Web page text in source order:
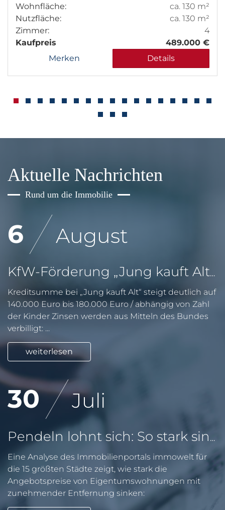
Wohnfläche:
ca. 130 m²
Nutzfläche:
ca. 130 m²
Zimmer:
4
Kaufpreis
489.000 €
Merken
Details
Aktuelle Nachrichten
Rund um die Immobilie
6 August
KfW-Förderung „Jung kauft Alt“: Höhere Kredite ab August 2026
Kreditsumme bei „Jung kauft Alt“ steigt deutlich auf
140.000 Euro bis 180.000 Euro / abhängig von Zahl
der Kinder Zinsen werden aus Mitteln des Bundes
verbilligt: ...
weiterlesen
30 Juli
Pendeln lohnt sich: So stark sinken Wohnungspreise im Umland
Eine Analyse des Immobilienportals immowelt für
die 15 größten Städte zeigt, wie stark die
Angebotspreise von Eigentumswohnungen mit
zunehmender Entfernung sinken: